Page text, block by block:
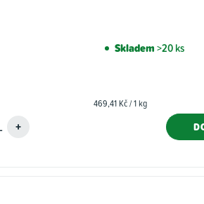
Skladem>20 ks
Měrná
469,41 Kč / 1 kg